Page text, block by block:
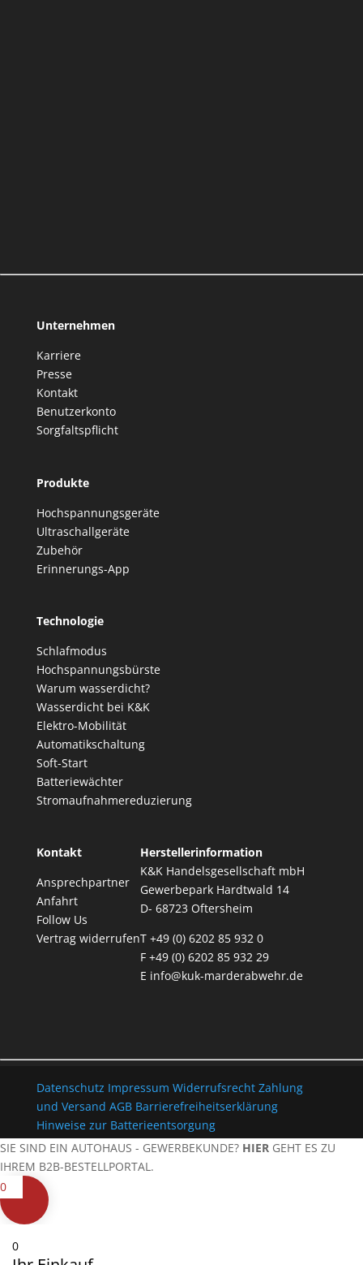
Unternehmen
Karriere
Presse
Kontakt
Benutzerkonto
Sorgfaltspflicht
Produkte
Hochspannungsgeräte
Ultraschallgeräte
Zubehör
Erinnerungs-App
Technologie
Schlafmodus
Hochspannungsbürste
Warum wasserdicht?
Wasserdicht bei K&K
Elektro-Mobilität
Automatikschaltung
Soft-Start
Batteriewächter
Stromaufnahmereduzierung
Kontakt
Ansprechpartner
Anfahrt
Follow Us
Vertrag widerrufen
Herstellerinformation
K&K Handelsgesellschaft mbH
Gewerbepark Hardtwald 14
D- 68723 Oftersheim
T +49 (0) 6202 85 932 0
F +49 (0) 6202 85 932 29
E info@kuk-marderabwehr.de
Datenschutz Impressum Widerrufsrecht Zahlung
und Versand AGB Barrierefreiheitserklärung
Hinweise zur Batterieentsorgung
SIE SIND EIN AUTOHAUS - GEWERBEKUNDE? HIER GEHT ES ZU
IHREM B2B-BESTELLPORTAL.
0
0